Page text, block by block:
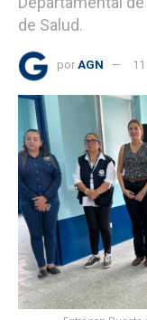
de Salud.
por AGN